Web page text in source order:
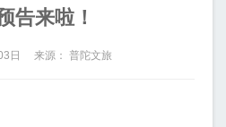
告来啦！
日 来源： 普陀文旅